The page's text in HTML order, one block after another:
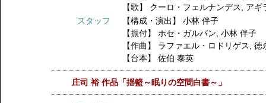
【歌】 クーロ・フェルナンデス
アギ
スタッフ
【構成・演出】小林 伴子
【振付】 ホセ・ガルバン ,小林 伴子
【作曲】 ラファエル・ロドリゲス ,徳
【台本】佐伯 泰英
庄司 裕 作品「揺籃～眠りの空間白書～」